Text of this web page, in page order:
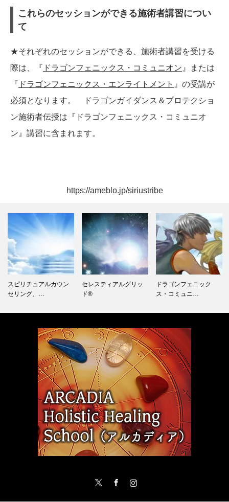
これらのセッションができる施術者講習につい
て
★それぞれのセッションができる、施術者講習を受ける
際は、『 ドラゴンフェニックス・コミュニオン 』または
『 ドラゴンフェニックス・エンライトメント 』の受講が
必須となります。 ドラゴンガイダンス＆プロテクショ
ン施術者伝授は『ドラゴンフェニックス・コミュニオ
ン』講習に含まれます。
https://ameblo.jp/siriustribe
スピリチュアルカウン
セリング、…
セレスティアルグリッ
ド®
ドラゴンフェニック
ス・コミュニ…
Instagram